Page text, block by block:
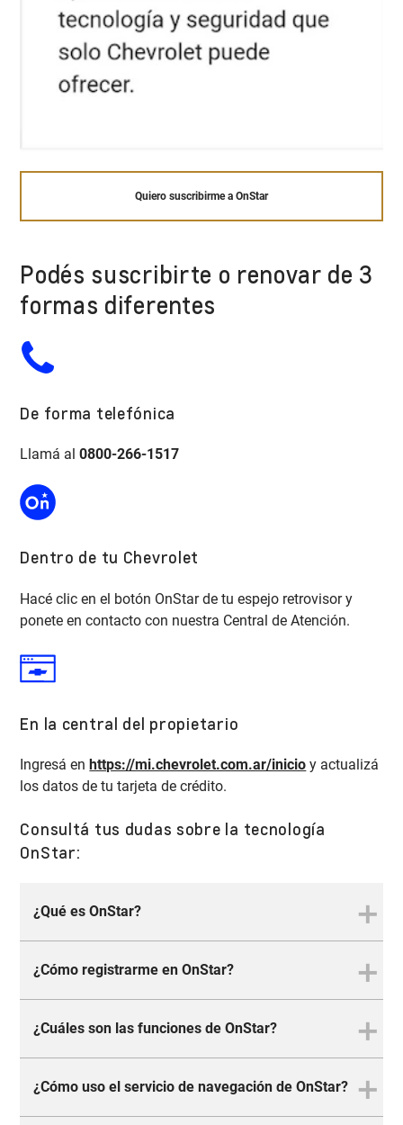
Quiero suscribirme a OnStar
Podés suscribirte o renovar de 3
formas diferentes
De forma telefónica
Llamá al0800-266-1517
Dentro de tu Chevrolet
Hacé clic en el botón OnStar de tu espejo retrovisor y
ponete en contacto con nuestra Central de Atención.
En la central del propietario
Ingresá en https://mi.chevrolet.com.ar/inicio y actualizá
los datos de tu tarjeta de crédito.
Consultá tus dudas sobre la tecnología
OnStar:
¿Qué es OnStar?
OnStar es un asistente virtual para servicios de
emergencia y seguridad. Es un producto
exclusivo de Chevrolet que funciona a través de
la conexión a internet nativa del auto y tiene
condiciones del vehículo a través de la
aplicación MyChevrolet y acepta comandos
¿Cómo registrarme en OnStar?
Para registrarte en OnStar, simplemente debes
ponerte en contacto con el servicio a través de
la aplicación móvil, llamando al teléfono0800-
266-1517
o presionando el botón OnStar en tu
¿Cuáles son las funciones de OnStar?
Los recursos de OnStar incluyen servicios de
navegación, diagnóstico del vehículo, seguridad
¿Cómo uso el servicio de navegación de OnStar?